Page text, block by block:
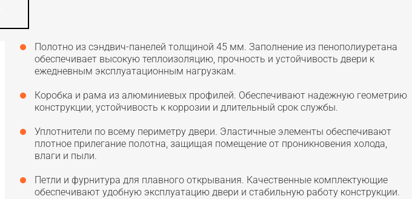
Полотно из сэндвич-панелей толщиной 45 мм. Заполнение из пенополиуретана
обеспечивает высокую теплоизоляцию, прочность и устойчивость двери к
ежедневным эксплуатационным нагрузкам.
Коробка и рама из алюминиевых профилей. Обеспечивают надежную геометрию
конструкции, устойчивость к коррозии и длительный срок службы.
Уплотнители по всему периметру двери. Эластичные элементы обеспечивают
плотное прилегание полотна, защищая помещение от проникновения холода,
влаги и пыли.
Петли и фурнитура для плавного открывания. Качественные комплектующие
обеспечивают удобную эксплуатацию двери и стабильную работу конструкции.